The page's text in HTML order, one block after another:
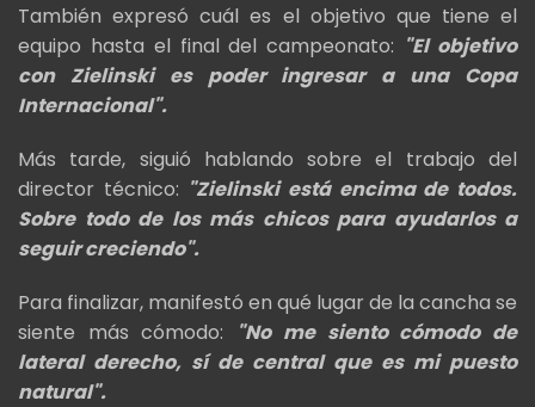
También expresó cuál es el objetivo que tiene el
equipo hasta el final del campeonato: "El objetivo
con Zielinski es poder ingresar a una Copa
Internacional".
Más tarde, siguió hablando sobre el trabajo del
director técnico: "Zielinski está encima de todos.
Sobre todo de los más chicos para ayudarlos a
seguir creciendo".
Para finalizar, manifestó en qué lugar de la cancha se
siente más cómodo:
"No me siento cómodo de
lateral derecho, sí de central que es mi puesto
natural".